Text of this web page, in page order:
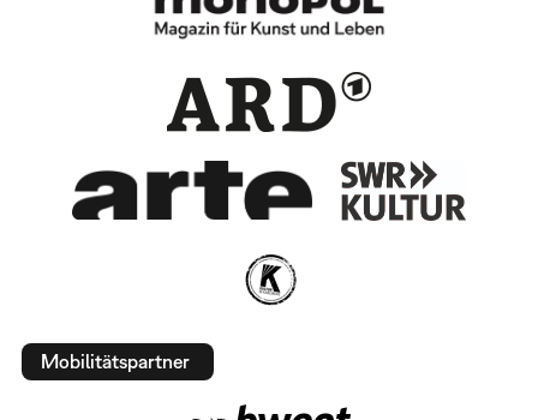
Mobilitätspartner